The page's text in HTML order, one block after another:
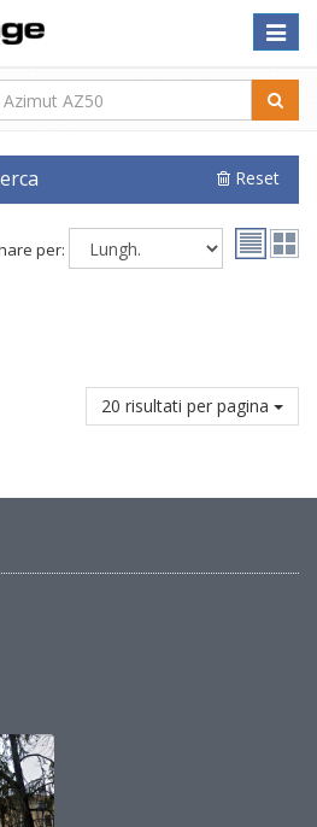
Toggle
Reset
per:
20 risultati per pagina